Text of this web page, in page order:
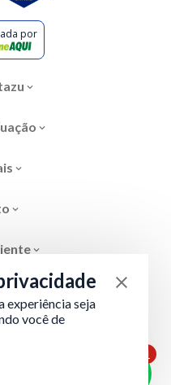
por
1
experiência seja
você de